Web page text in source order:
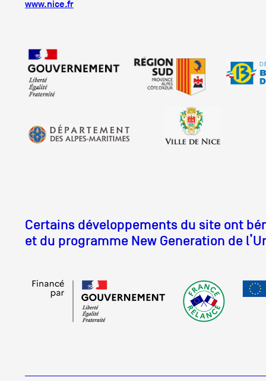
www.nice.fr
Certains développements du site ont
et du programme New Generation de